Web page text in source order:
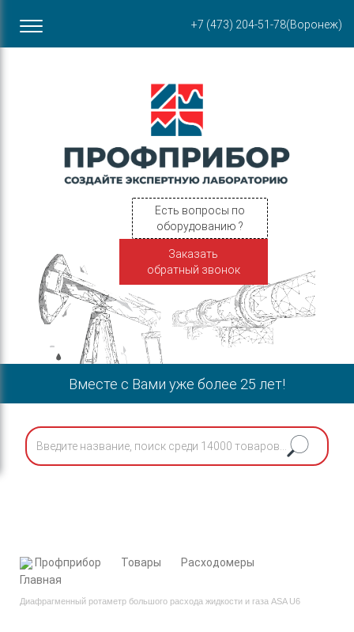
+7 (473) 204-51-78(Воронеж)
ул. Пирогова, 87Б
Есть вопросы по
оборудованию ?
Заказать
обратный звонок
Вместе с Вами уже более 25 лет!
Профприбор Товары Расходомеры
Диафрагменный ротаметр большого расхода жидкости и газа ASA U6